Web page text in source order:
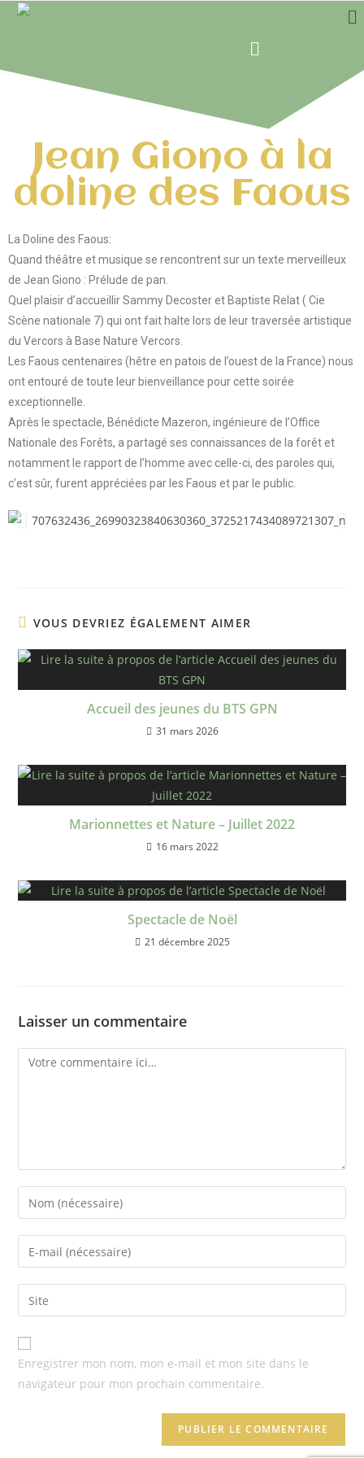
Jean Giono à la
doline des Faous
La Doline des Faous:
Quand théâtre et musique se rencontrent sur un texte merveilleux
de Jean Giono : Prélude de pan.
Quel plaisir d’accueillir Sammy Decoster et Baptiste Relat ( Cie
Scène nationale 7) qui ont fait halte lors de leur traversée artistique
du Vercors à Base Nature Vercors.
Les Faous centenaires (hêtre en patois de l’ouest de la France) nous
ont entouré de toute leur bienveillance pour cette soirée
exceptionnelle.
Après le spectacle, Bénédicte Mazeron, ingénieure de l’Office
Nationale des Forêts, a partagé ses connaissances de la forêt et
notamment le rapport de l’homme avec celle-ci, des paroles qui,
c’est sûr, furent appréciées par les Faous et par le public.
VOUS DEVRIEZ ÉGALEMENT AIMER
Accueil des jeunes du BTS GPN
31 mars 2026
Marionnettes et Nature – Juillet 2022
16 mars 2022
Spectacle de Noël
21 décembre 2025
Laisser un commentaire
Enregistrer mon nom, mon e-mail et mon site dans le
navigateur pour mon prochain commentaire.